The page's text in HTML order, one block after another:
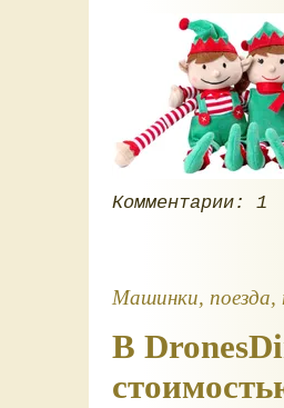
Комментарии: 1
Машинки, поезда,
В